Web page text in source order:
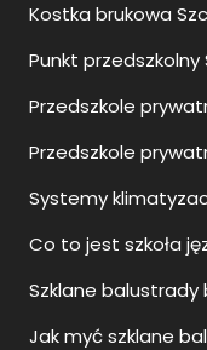
Kostka brukowa
Punkt przedszkolny
Przedszkole
Przedszkole
Systemy
Co to jest szkoła
Szklane balustrady
Jak myć szklane